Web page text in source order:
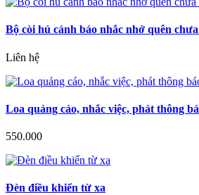
Bộ còi hú cảnh báo nhắc nhở quên
Liên hệ
Loa quảng cáo, nhắc việc, phát thông
550.000
Đèn điều khiển từ xa